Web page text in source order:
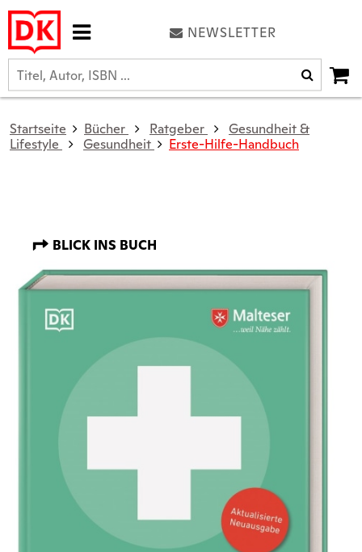
NEWSLETTER
Startseite Bücher Ratgeber
Gesundheit &
Lifestyle
Gesundheit Erste-Hilfe-Handbuch
BLICK INS BUCH